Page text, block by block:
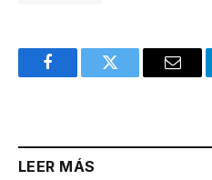
FacebookTwitter Email
LEER MÁS